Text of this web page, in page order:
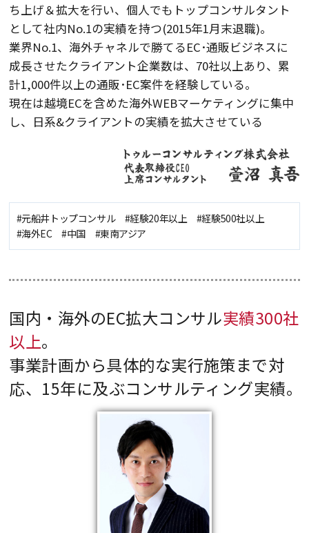
ち上げ＆拡大を行い、個人でもトップコンサルタント
として社内No.1の実績を持つ(2015年1月末退職)。
業界No.1、海外チャネルで勝てるEC･通販ビジネスに
成長させたクライアント企業数は、70社以上あり、累
計1,000件以上の通販･EC案件を経験している。
現在は越境ECを含めた海外WEBマーケティングに集中
し、日系&クライアントの実績を拡大させている
#元船井トップコンサル #経験20年以上 #経験500社以上
#海外EC #中国 #東南アジア
国内・海外のEC拡大コンサル実績300社
以上。
事業計画から具体的な実行施策まで対
応、15年に及ぶコンサルティング実績。